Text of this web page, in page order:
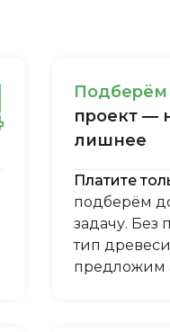
Пoдбepём
пpoeкт —
лишнee
Платите
подберём
задачу. Без
тип
предложим